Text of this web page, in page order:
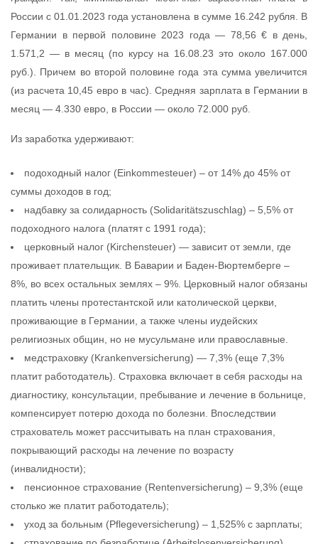
России с 01.01.2023 года установлена в сумме 16.242 рубля. В
Германии в первой половине 2023 года — 78,56 € в день,
1.571,2 — в месяц (по курсу на 16.08.23 это около 167.000
руб.). Причем во второй половине года эта сумма увеличится
(из расчета 10,45 евро в час). Средняя зарплата в Германии в
месяц — 4.330 евро, в России — около 72.000 руб.
Из заработка удерживают:
подоходный налог (Einkommesteuer) – от 14% до 45% от
суммы доходов в год;
надбавку за солидарность (Solidaritätszuschlag) – 5,5% от
подоходного налога (платят с 1991 года);
церковный налог (Kirchensteuer) — зависит от земли, где
проживает плательщик. В Баварии и Баден-Вюртемберге –
8%, во всех остальных землях – 9%. Церковный налог обязаны
платить члены протестантской или католической церкви,
проживающие в Германии, а также члены иудейских
религиозных общин, но не мусульмане или православные.
медстраховку (Krankenversicherung) — 7,3% (еще 7,3%
платит работодатель). Страховка включает в себя расходы на
диагностику, консультации, пребывание и лечение в больнице,
компенсирует потерю дохода по болезни. Впоследствии
страхователь может рассчитывать на план страхования,
покрывающий расходы на лечение по возрасту
(инвалидности);
пенсионное страхование (Rentenversicherung) – 9,3% (еще
столько же платит работодатель);
уход за больным (Pflegeversicherung) – 1,525% с зарплаты;